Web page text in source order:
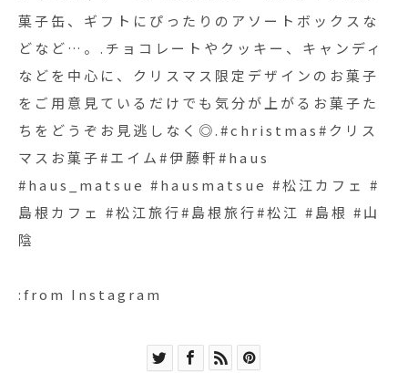
菓子缶、ギフトにぴったりのアソートボックスな
どなど…。.チョコレートやクッキー、キャンディ
などを中心に、クリスマス限定デザインのお菓子
をご用意見ているだけでも気分が上がるお菓子た
ちをどうぞお見逃しなく◎.#christmas#クリス
マスお菓子#エイム#伊藤軒#haus
#haus_matsue #hausmatsue #松江カフェ #
島根カフェ #松江旅行#島根旅行#松江 #島根 #山
陰
:from Instagram